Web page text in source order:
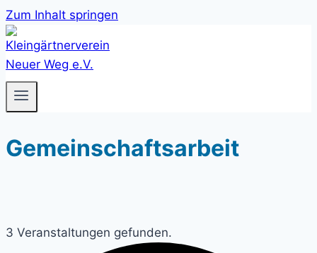
Zum Inhalt springen
Gemeinschaftsarbeit
3 Veranstaltungen gefunden.